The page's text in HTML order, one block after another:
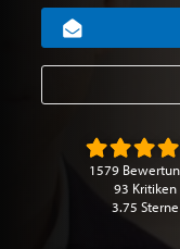
1579
93 Kritiken
3.75 Sterne